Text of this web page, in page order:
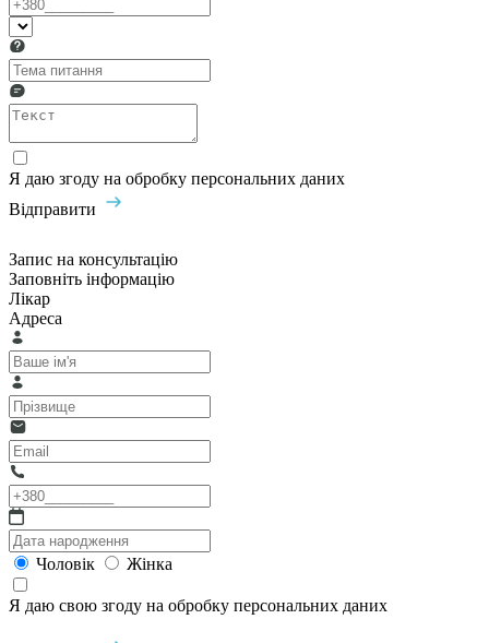
Я даю згоду на обробку персональних даних
Відправити
Запис на консультацію
Заповніть інформацію
Лікар
Адреса
Чоловік Жінка
Я даю свою згоду на обробку персональних даних